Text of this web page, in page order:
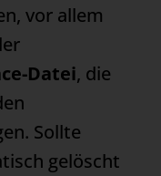
vor allem
Datei, die
Sollte
gelöscht